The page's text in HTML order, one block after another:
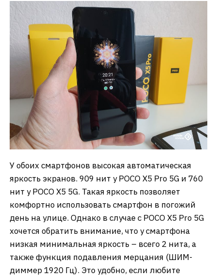
У обоих смартфонов высокая автоматическая
яркость экранов. 909 нит у POCO X5 Pro 5G и 760
нит у POCO X5 5G. Такая яркость позволяет
комфортно использовать смартфон в погожий
день на улице. Однако в случае с POCO X5 Pro 5G
хочется обратить внимание, что у смартфона
низкая минимальная яркость – всего 2 нита, а
также функция подавления мерцания (ШИМ-
диммер 1920 Гц). Это удобно, если любите